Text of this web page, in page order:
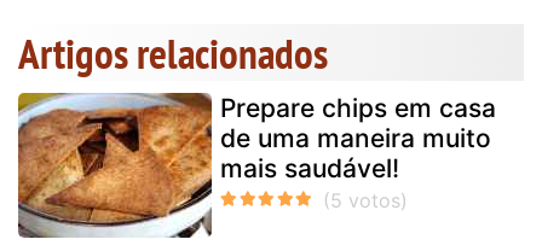
Artigos relacionados
Prepare chips em casa
de uma maneira muito
mais saudável!